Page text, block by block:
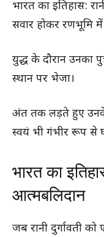
भारत का इतिहास:
सवार होकर रणभूमि में
युद्ध के दौरान उनका
स्थान पर भेजा।
अंत तक लड़ते हुए
स्वयं भी गंभीर रूप से
भारत का
आत्मबलिदान
जब रानी दुर्गावती